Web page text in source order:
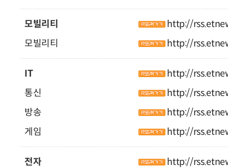
모빌리티
http://
모빌리티
http://
IT
http://
통신
http://
방송
http://
게임
http://
전자
http://